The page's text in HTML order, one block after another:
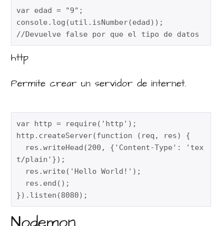
var edad = "9";
console.log(util.isNumber(edad));
//Devuelve false por que el tipo de datos
http
Permite crear un servidor de internet.
var http = require('http');
http.createServer(function (req, res) {
res.writeHead(200, {'Content-Type': 'tex
t/plain'});
res.write('Hello World!');
res.end();
}).listen(8080);